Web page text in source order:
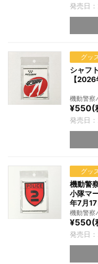
発売日
グッ
シャフ
【
機動警察
¥550(
発売日
グッ
機動警
小隊マ
年7月17
機動警察
¥550(
発売日